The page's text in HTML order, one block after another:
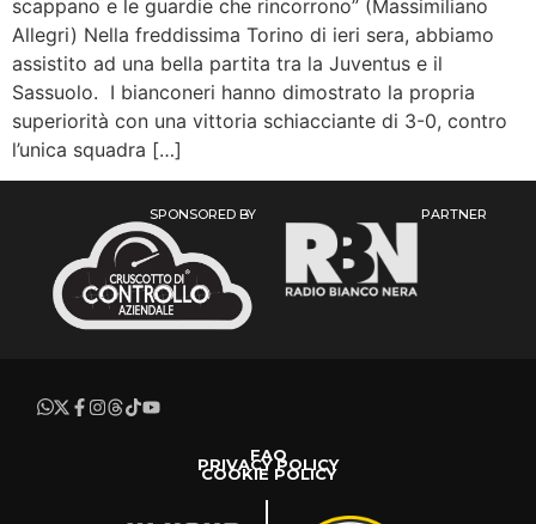
scappano e le guardie che rincorrono” (Massimiliano
Allegri) Nella freddissima Torino di ieri sera, abbiamo
assistito ad una bella partita tra la Juventus e il
Sassuolo. I bianconeri hanno dimostrato la propria
superiorità con una vittoria schiacciante di 3-0, contro
l’unica squadra […]
SPONSORED BY PARTNER
FAQ
PRIVACY POLICY
COOKIE POLICY